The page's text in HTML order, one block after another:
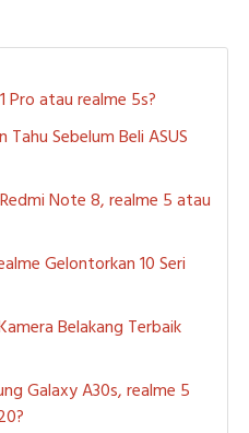
Pro atau realme 5s?
Sebelum Beli ASUS
Note 8, realme 5 atau
Gelontorkan 10 Seri
Belakang Terbaik
Galaxy A30s, realme 5